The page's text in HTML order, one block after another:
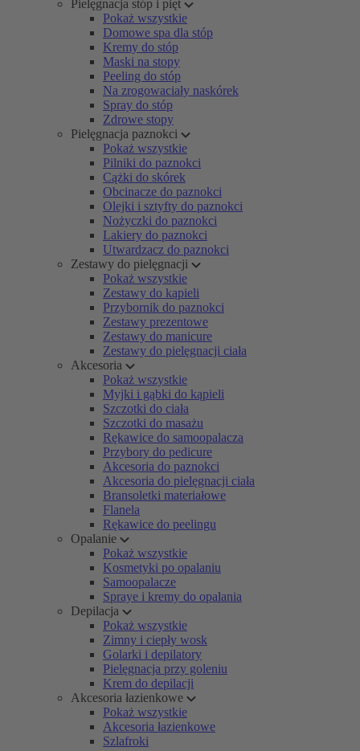
Pielęgnacja stóp i pięt
Pokaż wszystkie
Domowe spa dla stóp
Kremy do stóp
Maski na stopy
Peeling do stóp
Na zrogowaciały naskórek
Spray do stóp
Zdrowe stopy
Pielęgnacja paznokci
Pokaż wszystkie
Pilniki do paznokci
Cążki do skórek
Obcinacze do paznokci
Olejki i sztyfty do paznokci
Nożyczki do paznokci
Lakiery do paznokci
Utwardzacz do paznokci
Zestawy do pielęgnacji
Pokaż wszystkie
Zestawy do kąpieli
Przybornik do paznokci
Zestawy prezentowe
Zestawy do manicure
Zestawy do pielęgnacji ciała
Akcesoria
Pokaż wszystkie
Myjki i gąbki do kąpieli
Szczotki do ciała
Szczotki do masażu
Rękawice do samoopalacza
Przybory do pedicure
Akcesoria do paznokci
Akcesoria do pielęgnacji ciała
Bransoletki materiałowe
Flanela
Rękawice do peelingu
Opalanie
Pokaż wszystkie
Kosmetyki po opalaniu
Samoopalacze
Spraye i kremy do opalania
Depilacja
Pokaż wszystkie
Zimny i ciepły wosk
Golarki i depilatory
Pielęgnacja przy goleniu
Krem do depilacji
Akcesoria łazienkowe
Pokaż wszystkie
Akcesoria łazienkowe
Szlafroki